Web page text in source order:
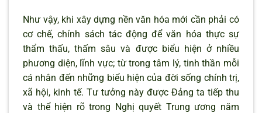
Như vậy, khi xây dựng nền văn hóa mới cần phải có
cơ chế, chính sách tác động để văn hóa thực sự
thẩm thấu, thấm sâu và được biểu hiện ở nhiều
phương diện, lĩnh vực; từ trong tâm lý, tinh thần mỗi
cá nhân đến những biểu hiện của đời sống chính trị,
xã hội, kinh tế. Tư tưởng này được Đảng ta tiếp thu
và thể hiện rõ trong Nghị quyết Trung ương năm